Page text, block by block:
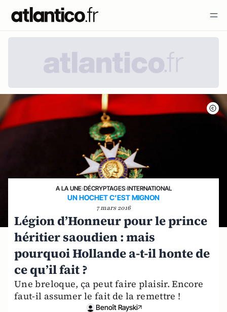
A LA UNE›DÉCRYPTAGES›INTERNATIONAL
UN HOCHET C’EST MIGNON
7 mars 2016
Légion d’Honneur pour le prince
héritier saoudien : mais
pourquoi Hollande a-t-il honte de
ce qu’il fait ?
Une breloque, ça peut faire plaisir. Encore
faut-il assumer le fait de la remettre !
Benoît Rayski